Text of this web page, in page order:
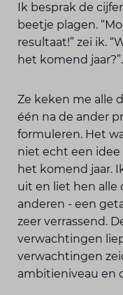
Ik besprak de
beetje plagen.
resultaat!” zei ik.
het komend jaar?”.
Ze keken me alle
één na de ander
formuleren. Het
niet echt een
het komend jaar.
uit en liet hen alle
anderen - een
zeer verrassend.
verwachtingen
verwachtingen
ambitieniveau en